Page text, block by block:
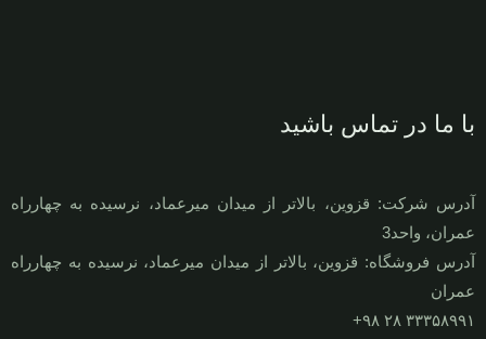
با ما در تماس باشید
آدرس شرکت: قزوين، بالاتر از ميدان ميرعماد، نرسيده به چهارراه
عمران، واحد3
آدرس فروشگاه: قزوين، بالاتر از ميدان ميرعماد، نرسيده به چهارراه
عمران
۳۳۳۵۸۹۹۱ ۲۸ ۹۸+